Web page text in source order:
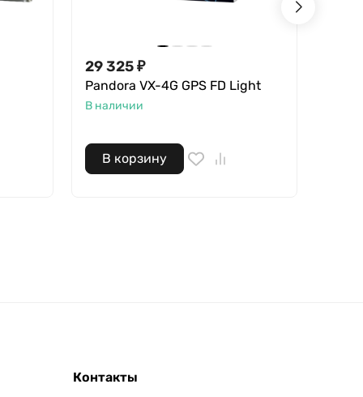
29 325₽
Pandora VX-4G GPS FD Light
В наличии
В корзину
Контакты